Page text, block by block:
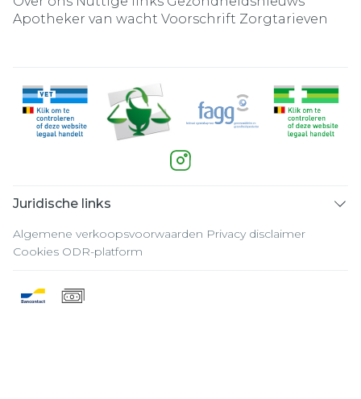
Apotheker van wacht Voorschrift Zorgtarieven
Juridische links
Algemene verkoopsvoorwaarden Privacy disclaimer
Cookies ODR-platform